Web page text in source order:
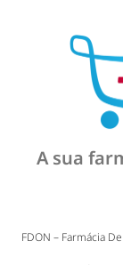
A sua
FDON – Farmácia